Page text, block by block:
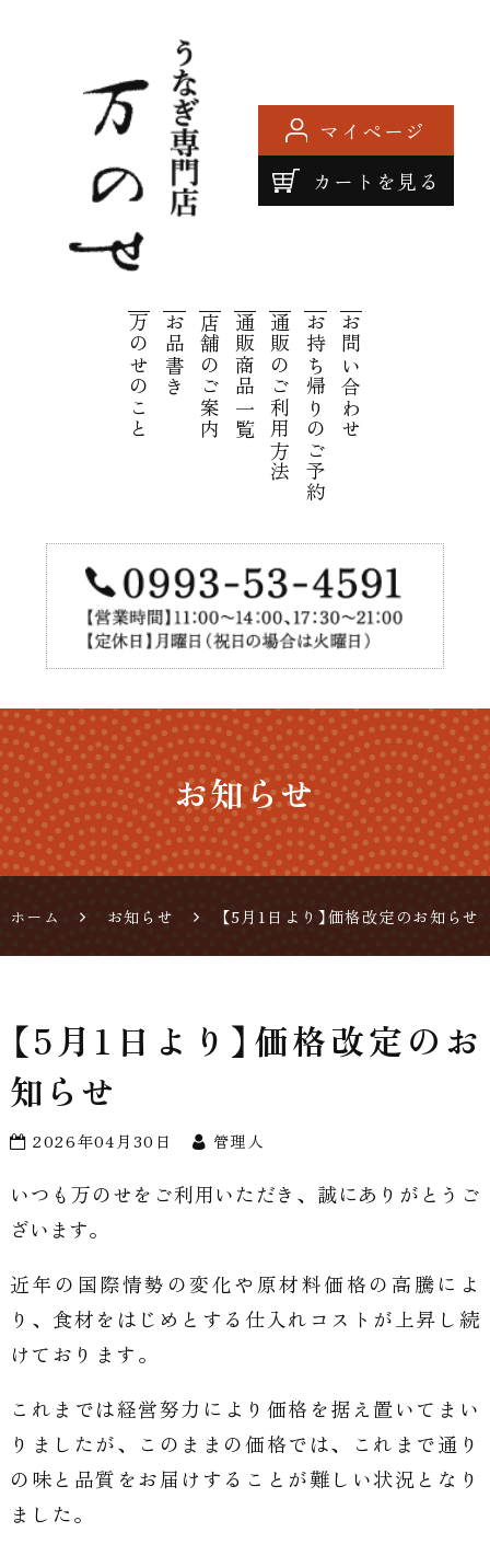
鹿児島
うなぎ
専門店
万のせ |
料理の
通販、
お持ち
帰り
万のせのこと お品書き店舗のご案内通販商品一覧通販のご利用方法お持ち帰りのご予約お問い合わせ
マイページ
カートを見る
お知らせ
ホーム お知らせ 【5月1日より】価格改定のお知らせ
【5月1日より】価格改定のお
知らせ
2026年04月30日 管理人
いつも万のせをご利用いただき、誠にありがとうご
ざいます。
近年の国際情勢の変化や原材料価格の高騰によ
り、食材をはじめとする仕入れコストが上昇し続
けております。
これまでは経営努力により価格を据え置いてまい
りましたが、
このままの価格では、これまで通り
の味と品質をお届けすることが難しい状況となり
ました。